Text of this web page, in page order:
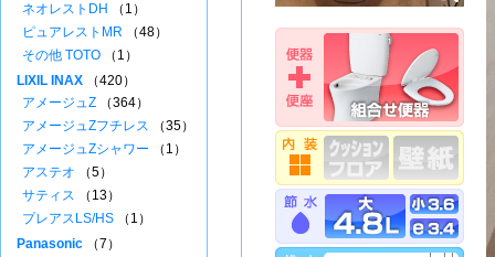
ネオレストDH
（1）
ピュアレストMR （48）
その他 TOTO （1）
LIXIL INAX （420）
アメージュZ （364）
アメージュZフチレス （35）
アメージュZシャワー （1）
アステオ （5）
サティス （13）
プレアスLS/HS （1）
Panasonic （7）